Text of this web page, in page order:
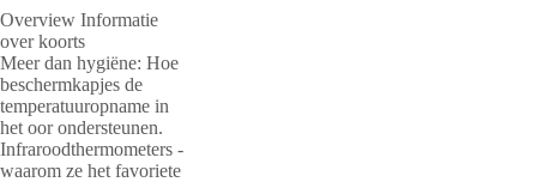
Overview Informatie
over koorts
Meer dan hygiëne: Hoe
beschermkapjes de
temperatuuropname in
het oor ondersteunen.
Infraroodthermometers -
waarom ze het favoriete